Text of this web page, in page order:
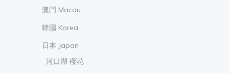
澳門 Macau
韓國 Korea
日本 Japan
河口湖 櫻花